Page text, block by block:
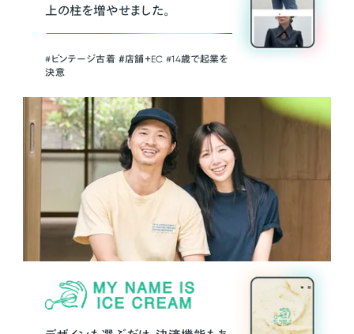
上の柱を増やせました。
#ビンテージ古着 ＃店舗＋EC #14歳で起業を
決意